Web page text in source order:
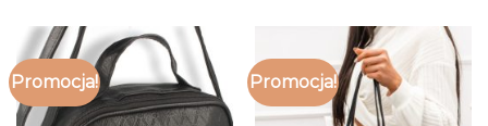
Promocja! Promocja!